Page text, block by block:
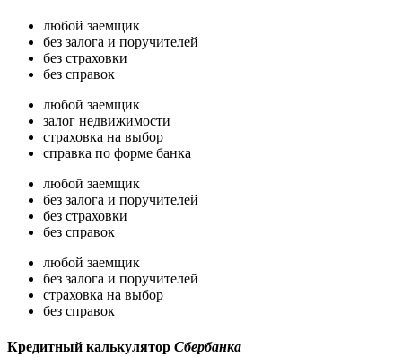
любой заемщик
без залога и поручителей
без страховки
без справок
любой заемщик
залог недвижимости
страховка на выбор
справка по форме банка
любой заемщик
без залога и поручителей
без страховки
без справок
любой заемщик
без залога и поручителей
страховка на выбор
без справок
Кредитный калькулятор Сбербанка